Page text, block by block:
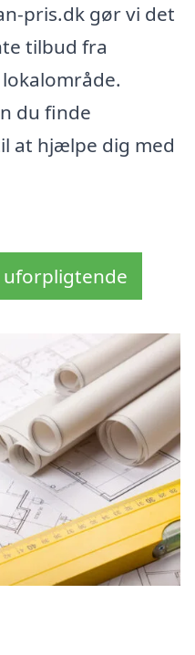
pris.dk gør vi det
tilbud fra
du finde
at hjælpe dig med
uforpligtende